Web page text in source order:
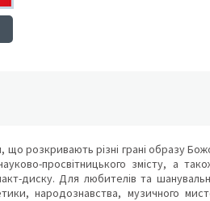
що розкривають різні грані образу
просвітницького змісту, а
диску. Для любителів та
народознавства, музичного